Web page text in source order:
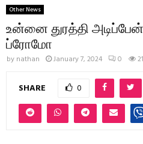
Other News
உன்னை துரத்தி
ப்ரோமோ
by nathan January 7, 2024 0
SHARE 0